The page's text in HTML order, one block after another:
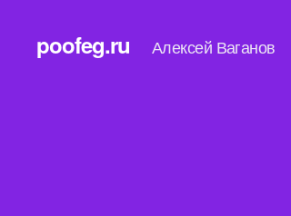
poofeg.ru Алексей Ваганов